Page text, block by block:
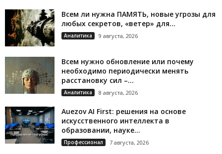
Всем ли нужна ПАМЯТЬ, новые угрозы для
любых секретов, «ветер» для...
Аналитика 9 августа, 2026
Всем нужно обновление или почему
необходимо периодически менять
расстановку сил –...
Аналитика 8 августа, 2026
Auezov AI First: решения на основе
искусственного интеллекта в
образовании, науке...
Профессионал 7 августа, 2026